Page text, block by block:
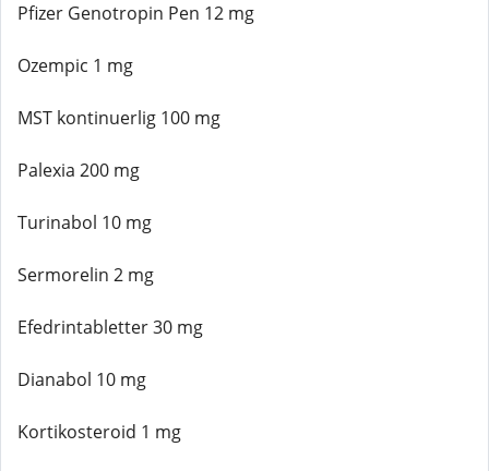
Pfizer Genotropin Pen 12 mg
Ozempic 1 mg
MST kontinuerlig 100 mg
Palexia 200 mg
Turinabol 10 mg
Sermorelin 2 mg
Efedrintabletter 30 mg
Dianabol 10 mg
Kortikosteroid 1 mg